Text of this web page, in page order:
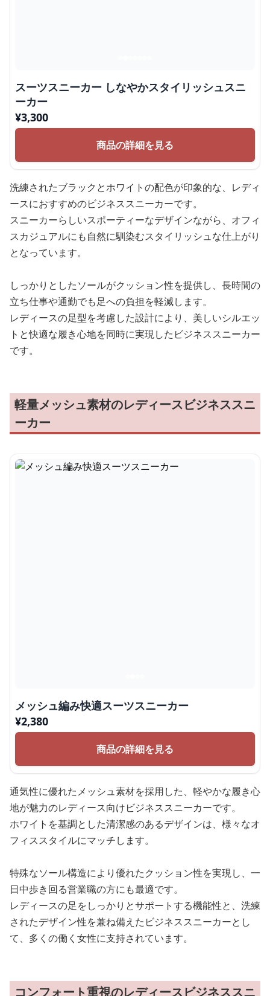
スーツスニーカー しなやかスタイリッシュスニ
ーカー
¥3,300
商品の詳細を見る
洗練されたブラックとホワイトの配色が印象的な、レディ
ースにおすすめのビジネススニーカーです。
スニーカーらしいスポーティーなデザインながら、オフィ
スカジュアルにも自然に馴染むスタイリッシュな仕上がり
となっています。
しっかりとしたソールがクッション性を提供し、長時間の
立ち仕事や通勤でも足への負担を軽減します。
レディースの足型を考慮した設計により、美しいシルエッ
トと快適な履き心地を同時に実現したビジネススニーカー
です。
軽量メッシュ素材のレディースビジネススニ
ーカー
メッシュ編み快適スーツスニーカー
¥2,380
商品の詳細を見る
通気性に優れたメッシュ素材を採用した、軽やかな履き心
地が魅力のレディース向けビジネススニーカーです。
ホワイトを基調とした清潔感のあるデザインは、様々なオ
フィススタイルにマッチします。
特殊なソール構造により優れたクッション性を実現し、一
日中歩き回る営業職の方にも最適です。
レディースの足をしっかりとサポートする機能性と、洗練
されたデザイン性を兼ね備えたビジネススニーカーとし
て、多くの働く女性に支持されています。
コンフォート重視のレディースビジネススニ